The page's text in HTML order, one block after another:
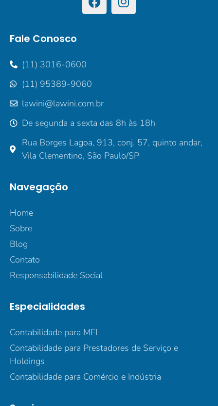
Fale Conosco
(11) 3016-0600
(11) 95389-9060
lawini@lawini.com.br
De segunda a sexta das 8h às 18h
Rua Borges Lagoa, 913, conj. 57, quinto andar,
Vila Clementino, São Paulo/SP
Navegação
Home
Sobre
Blog
Contato
Responsabilidade Social
Especialidades
Contabilidade para MEI
Contabilidade para Prestadores de Serviço e
Holdings
Contabilidade para Comércio e Indústria